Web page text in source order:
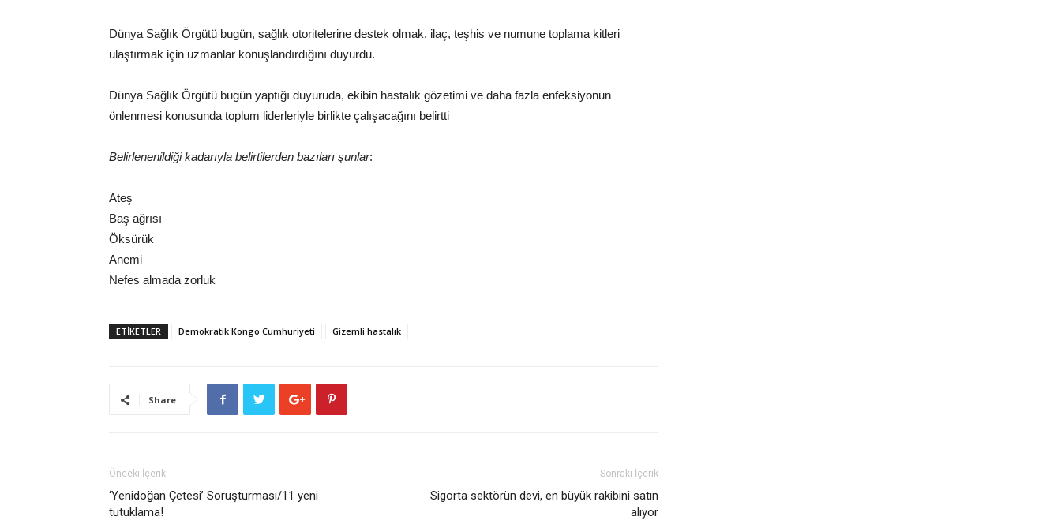
Dünya Sağlık Örgütü bugün, sağlık otoritelerine destek olmak, ilaç, teşhis ve numune toplama kitleri
ulaştırmak için uzmanlar konuşlandırdığını duyurdu.
Dünya Sağlık Örgütü bugün yaptığı duyuruda, ekibin hastalık gözetimi ve daha fazla enfeksiyonun
önlenmesi konusunda toplum liderleriyle birlikte çalışacağını belirtti
Belirlenenildiği kadarıyla belirtilerden bazıları şunlar:
Ateş
Baş ağrısı
Öksürük
Anemi
Nefes almada zorluk
ETİKETLER Demokratik Kongo Cumhuriyeti Gizemli hastalık
Share
Önceki İçerik
‘Yenidoğan Çetesi’ Soruşturması/11 yeni
tutuklama!
Sonraki İçerik
Sigorta sektörün devi, en büyük rakibini satın
alıyor